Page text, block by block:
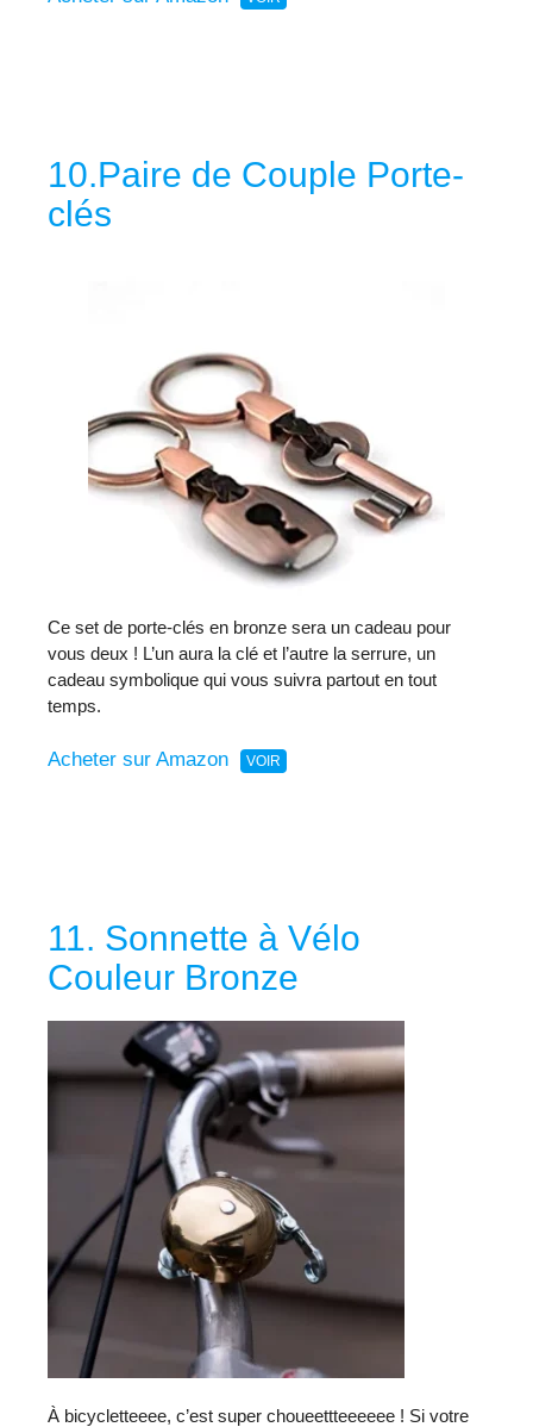
10.Paire de Couple Porte-
clés
Ce set de porte-clés en bronze sera un cadeau pour
vous deux ! L’un aura la clé et l’autre la serrure, un
cadeau symbolique qui vous suivra partout en tout
temps.
Acheter sur Amazon
11. Sonnette à Vélo
Couleur Bronze
À bicycletteeee, c’est super choueettteeeeee ! Si votre